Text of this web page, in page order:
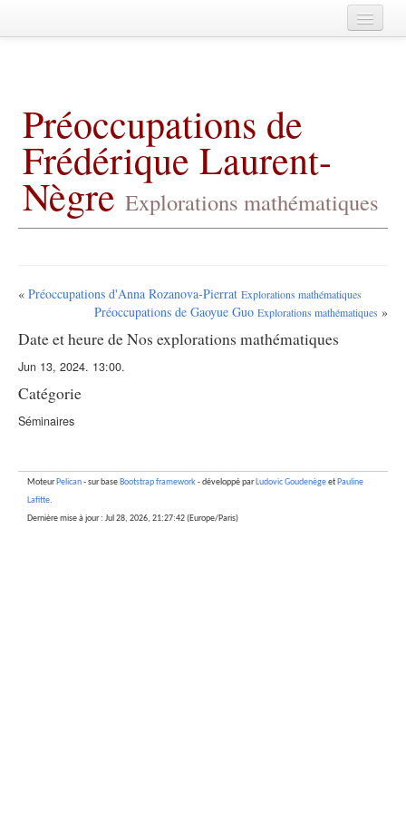
Fédération de Mathématiques de
CentraleSupélec
Agenda
Membres
Publications
Archives
Préoccupations de
Frédérique Laurent-
Nègre Explorations mathématiques
« Préoccupations d'Anna Rozanova-Pierrat Explorations mathématiques
Préoccupations de Gaoyue Guo Explorations mathématiques »
Date et heure de Nos explorations mathématiques
Jun 13, 2024. 13:00.
Catégorie
Séminaires
Moteur Pelican - sur base Bootstrap framework - développé par Ludovic Goudenège et Pauline
Lafitte.
Dernière mise à jour : Jul 28, 2026, 21:27:42 (Europe/Paris)